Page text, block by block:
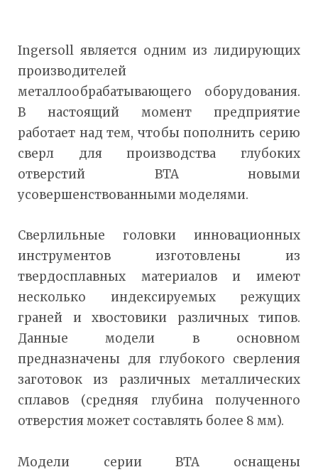
Ingersoll является одним из лидирующих
производителей
металлообрабатывающего оборудования.
В настоящий момент предприятие
работает над тем, чтобы пополнить серию
сверл для производства глубоких
отверстий BTA новыми
усовершенствованными моделями.
Сверлильные головки инновационных
инструментов изготовлены из
твердосплавных материалов и имеют
несколько индексируемых режущих
граней и хвостовики различных типов.
Данные модели в основном
предназначены для глубокого сверления
заготовок из различных металлических
сплавов (средняя глубина полученного
отверстия может составлять более 8 мм).
Модели серии BTA оснащены